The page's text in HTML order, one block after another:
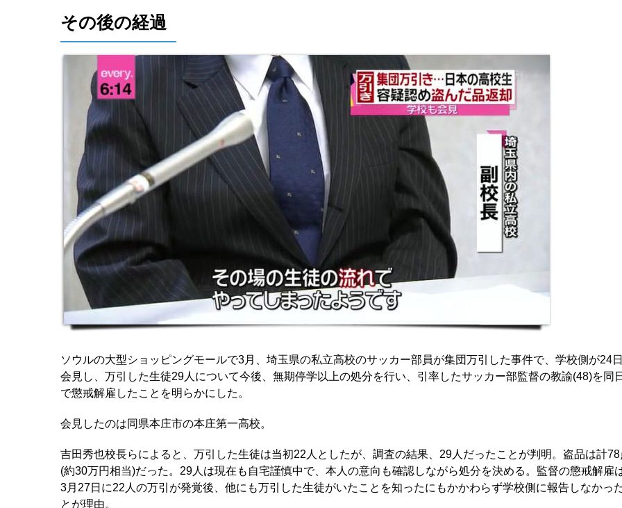
その後の経過
ソウルの大型ショッピングモールで3月、埼玉県の私立高校のサッカー部員が集団万引した事件で、学校側が24
会見し、万引した生徒29人について今後、無期停学以上の処分を行い、引率したサッカー部監督の教諭(48)を同
で懲戒解雇したことを明らかにした。
会見したのは同県本庄市の本庄第一高校。
吉田秀也校長らによると、万引した生徒は当初22人としたが、調査の結果、29人だったことが判明。盗品は計78
(約30万円相当)だった。29人は現在も自宅謹慎中で、本人の意向も確認しながら処分を決める。監督の懲戒解雇
3月27日に22人の万引が発覚後、他にも万引した生徒がいたことを知ったにもかかわらず学校側に報告しなかっ
とが理由。